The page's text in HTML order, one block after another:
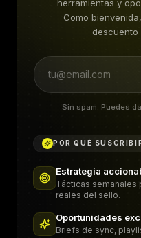
POR QUÉ
Estrategia
Tácticas semanales
reales del sello.
Oportunidades
Briefs de sync,
herramientas y
Como
descuento
Sin spam. Puedes